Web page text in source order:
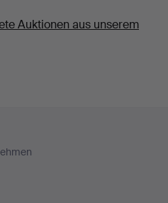
Auktionen aus unserem